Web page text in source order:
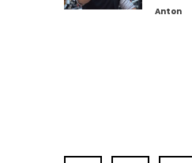
Anton